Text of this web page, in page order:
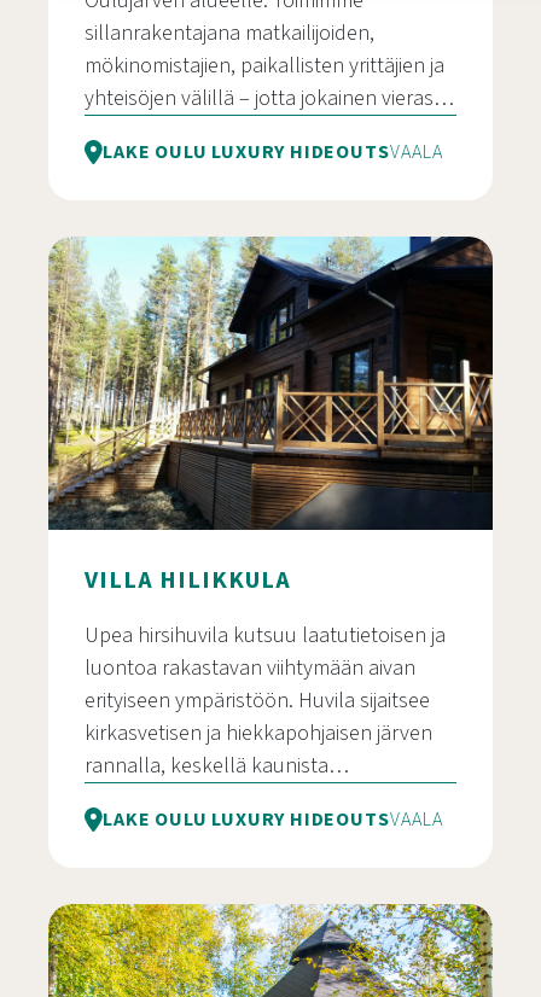
sillanrakentajana matkailijoiden,
mökinomistajien, paikallisten yrittäjien ja
yhteisöjen välillä – jotta jokainen vieras…
LAKE OULU LUXURY HIDEOUTSVAALA
VILLA HILIKKULA
Upea hirsihuvila kutsuu laatutietoisen ja
luontoa rakastavan viihtymään aivan
erityiseen ympäristöön. Huvila sijaitsee
kirkasvetisen ja hiekkapohjaisen järven
rannalla, keskellä kaunista…
LAKE OULU LUXURY HIDEOUTSVAALA